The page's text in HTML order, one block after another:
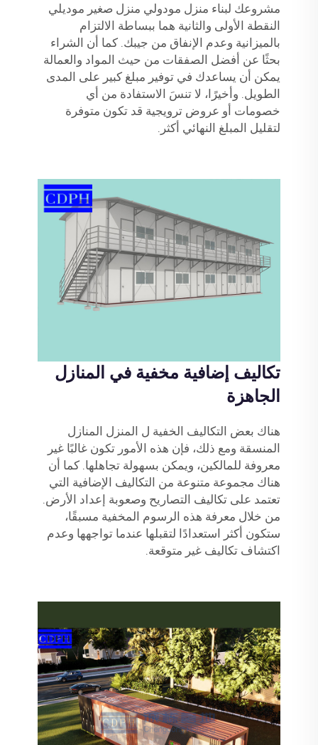
مشروعك لبناء منزل مودولي منزل صغير موديلي
النقطة الأولى والثانية هما ببساطة الالتزام
بالميزانية وعدم الإنفاق من جيبك. كما أن الشراء
بحثًا عن أفضل الصفقات من حيث المواد والعمالة
يمكن أن يساعدك في توفير مبلغ كبير على المدى
الطويل. وأخيرًا، لا تنسَ الاستفادة من أي
خصومات أو عروض ترويجية قد تكون متوفرة
لتقليل المبلغ النهائي أكثر.
تكاليف إضافية مخفية في المنازل
الجاهزة
هناك بعض التكاليف الخفية ل المنزل المنازل
المنسقة ومع ذلك، فإن هذه الأمور تكون غالبًا غير
معروفة للمالكين، ويمكن بسهولة تجاهلها. كما أن
هناك مجموعة متنوعة من التكاليف الإضافية التي
تعتمد على تكاليف التصاريح وصعوبة إعداد الأرض.
من خلال معرفة هذه الرسوم المخفية مسبقًا،
ستكون أكثر استعدادًا لتقبلها عندما تواجهها وعدم
اكتشاف تكاليف غير متوقعة.